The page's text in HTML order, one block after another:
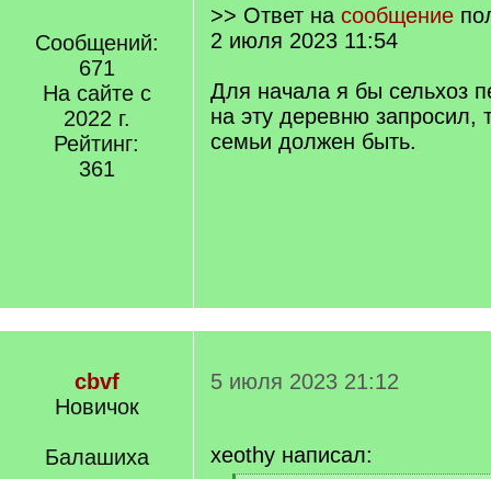
Сообщений:
671
На сайте с
2022 г.
Рейтинг:
361
>> Ответ на сообщение
2 июля 2023 11:54
Для начала я бы сельхоз
на эту деревню запросил,
семьи должен быть.
cbvf
Новичок
Балашиха
5 июля 2023 21:12
xeothy написал: